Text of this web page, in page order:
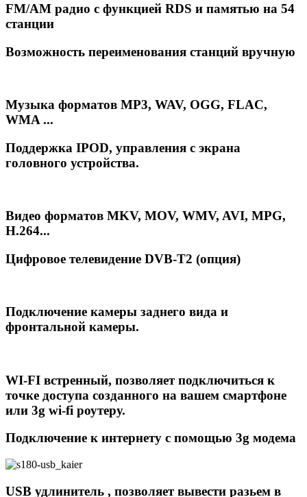
FM/AM радио с функцией RDS и памятью на 54
станции
Возможность переименования станций вручную
Музыка форматов MP3, WAV, OGG, FLAC,
WMA ...
Поддержка IPOD, управления с экрана
головного устройства.
Видео форматов MKV, MOV, WMV, AVI, MPG,
H.264...
Цифровое телевидение DVB-T2 (опция)
Подключение камеры заднего вида и
фронтальной камеры.
WI-FI встренный, позволяет подключиться к
точке доступа созданного на вашем смартфоне
или 3g wi-fi роутеру.
Подключение к интернету с помощью 3g модема
USB удлинитель , позволяет вывести разьем в